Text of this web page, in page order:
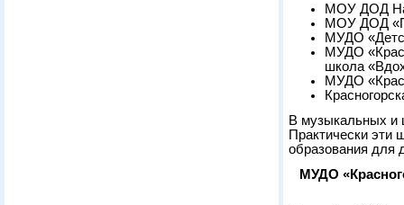
МОУ ДОД
МОУ ДОД
МУДО
МУДО
школа
МУДО
В музыкальных и
Практически эти
образования для
МУДО